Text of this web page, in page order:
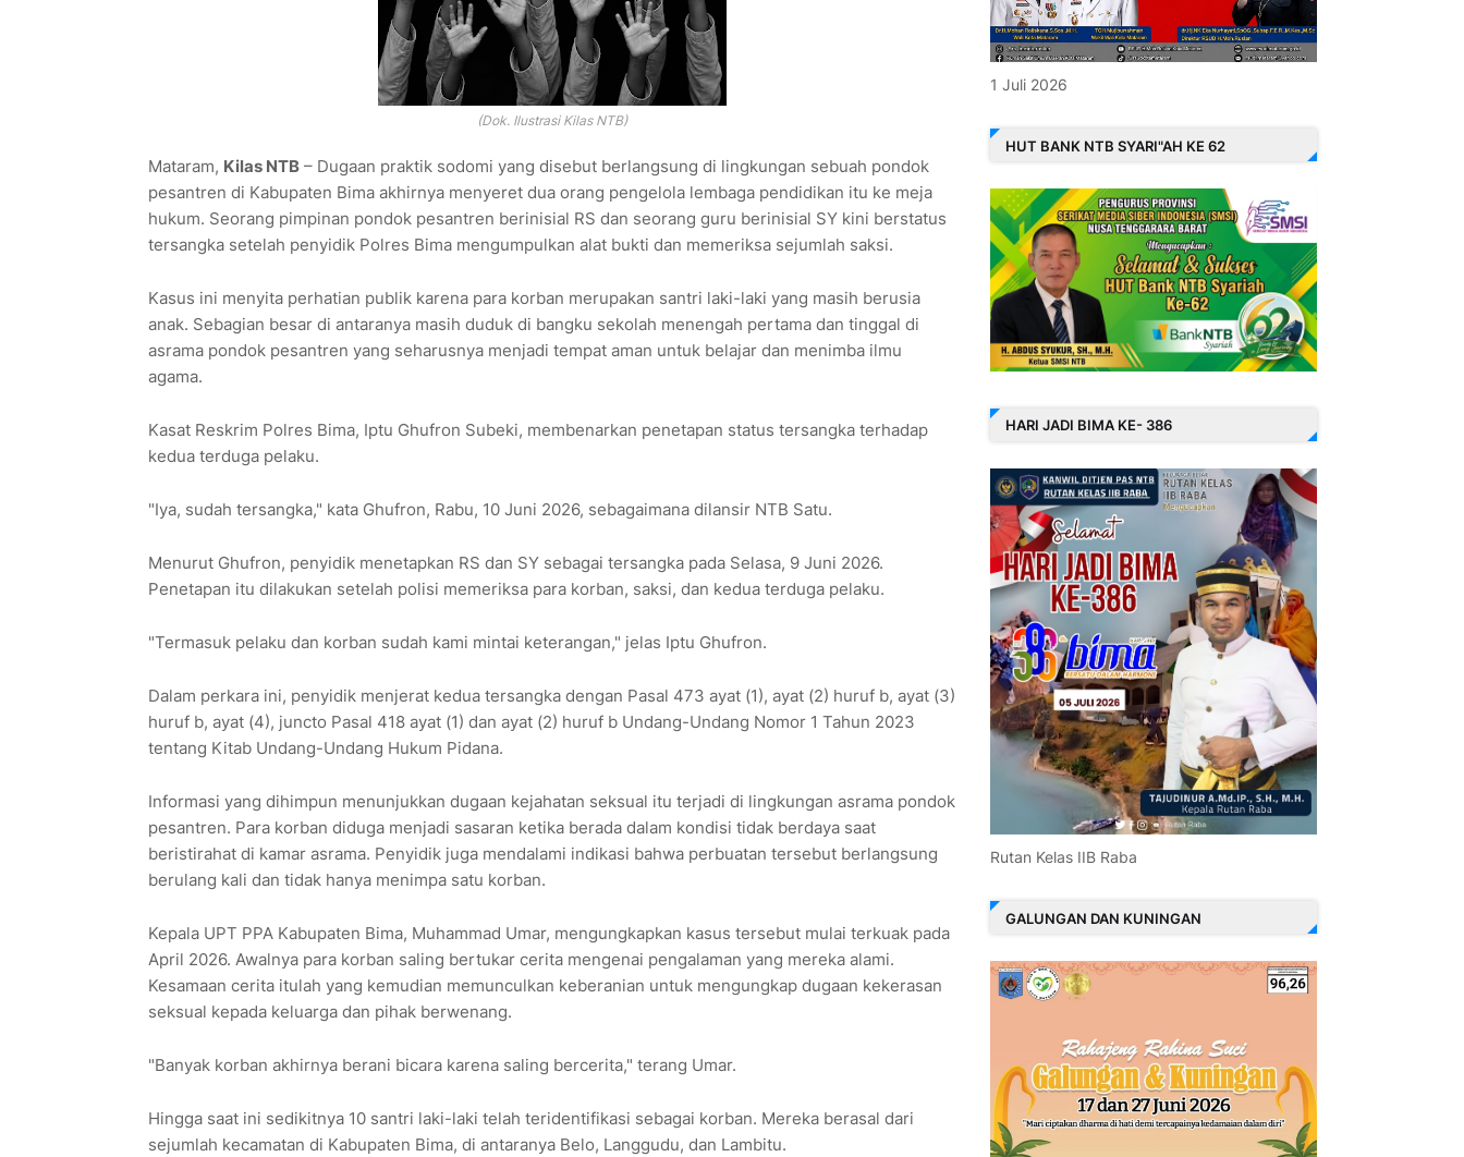
(Dok. Ilustrasi Kilas NTB)
Mataram, Kilas NTB– Dugaan praktik sodomi yang disebut berlangsung di lingkungan sebuah pondok
pesantren di Kabupaten Bima akhirnya menyeret dua orang pengelola lembaga pendidikan itu ke meja
hukum. Seorang pimpinan pondok pesantren berinisial RS dan seorang guru berinisial SY kini berstatus
tersangka setelah penyidik Polres Bima mengumpulkan alat bukti dan memeriksa sejumlah saksi.
Kasus ini menyita perhatian publik karena para korban merupakan santri laki-laki yang masih berusia
anak. Sebagian besar di antaranya masih duduk di bangku sekolah menengah pertama dan tinggal di
asrama pondok pesantren yang seharusnya menjadi tempat aman untuk belajar dan menimba ilmu
agama.
Kasat Reskrim Polres Bima, Iptu Ghufron Subeki, membenarkan penetapan status tersangka terhadap
kedua terduga pelaku.
"Iya, sudah tersangka," kata Ghufron, Rabu, 10 Juni 2026, sebagaimana dilansir NTB Satu.
Menurut Ghufron, penyidik menetapkan RS dan SY sebagai tersangka pada Selasa, 9 Juni 2026.
Penetapan itu dilakukan setelah polisi memeriksa para korban, saksi, dan kedua terduga pelaku.
"Termasuk pelaku dan korban sudah kami mintai keterangan," jelas Iptu Ghufron.
Dalam perkara ini, penyidik menjerat kedua tersangka dengan Pasal 473 ayat (1), ayat (2) huruf b, ayat (3)
huruf b, ayat (4), juncto Pasal 418 ayat (1) dan ayat (2) huruf b Undang-Undang Nomor 1 Tahun 2023
tentang Kitab Undang-Undang Hukum Pidana.
Informasi yang dihimpun menunjukkan dugaan kejahatan seksual itu terjadi di lingkungan asrama pondok
pesantren. Para korban diduga menjadi sasaran ketika berada dalam kondisi tidak berdaya saat
beristirahat di kamar asrama. Penyidik juga mendalami indikasi bahwa perbuatan tersebut berlangsung
berulang kali dan tidak hanya menimpa satu korban.
Kepala UPT PPA Kabupaten Bima, Muhammad Umar, mengungkapkan kasus tersebut mulai terkuak pada
April 2026. Awalnya para korban saling bertukar cerita mengenai pengalaman yang mereka alami.
Kesamaan cerita itulah yang kemudian memunculkan keberanian untuk mengungkap dugaan kekerasan
seksual kepada keluarga dan pihak berwenang.
"Banyak korban akhirnya berani bicara karena saling bercerita," terang Umar.
Hingga saat ini sedikitnya 10 santri laki-laki telah teridentifikasi sebagai korban. Mereka berasal dari
sejumlah kecamatan di Kabupaten Bima, di antaranya Belo, Langgudu, dan Lambitu.
1 Juli 2026
HUT BANK NTB SYARI"AH KE 62
HARI JADI BIMA KE- 386
Rutan Kelas IIB Raba
GALUNGAN DAN KUNINGAN